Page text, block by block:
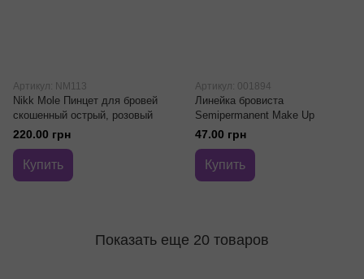
Артикул: NM113
Nikk Mole Пинцет для бровей
скошенный острый, розовый
220.00 грн
Купить
Артикул: 001894
Линейка бровиста
Semipermanent Make Up
47.00 грн
Купить
Показать еще 20 товаров